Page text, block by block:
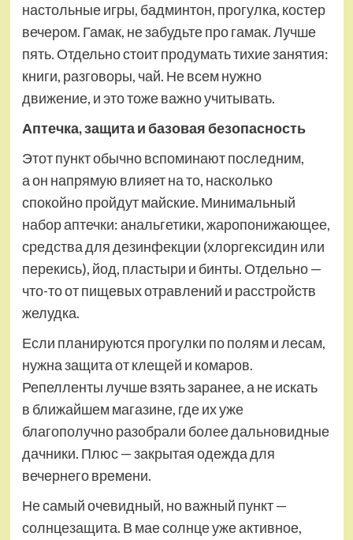
настольные игры, бадминтон, прогулка, костер
вечером. Гамак, не забудьте про гамак. Лучше
пять. Отдельно стоит продумать тихие занятия:
книги, разговоры, чай. Не всем нужно
движение, и это тоже важно учитывать.
Аптечка, защита и базовая безопасность
Этот пункт обычно вспоминают последним,
а он напрямую влияет на то, насколько
спокойно пройдут майские. Минимальный
набор аптечки: анальгетики, жаропонижающее,
средства для дезинфекции (хлоргексидин или
перекись), йод, пластыри и бинты. Отдельно —
что-то от пищевых отравлений и расстройств
желудка.
Если планируются прогулки по полям и лесам,
нужна защита от клещей и комаров.
Репелленты лучше взять заранее, а не искать
в ближайшем магазине, где их уже
благополучно разобрали более дальновидные
дачники. Плюс — закрытая одежда для
вечернего времени.
Не самый очевидный, но важный пункт —
солнцезащита. В мае солнце уже активное,